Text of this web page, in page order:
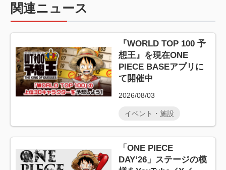
関連ニュース
『WORLD TOP 100 予
想王』を現在ONE
PIECE BASEアプリに
て開催中
2026/08/03
イベント・施設
「ONE PIECE
DAY’26」ステージの模